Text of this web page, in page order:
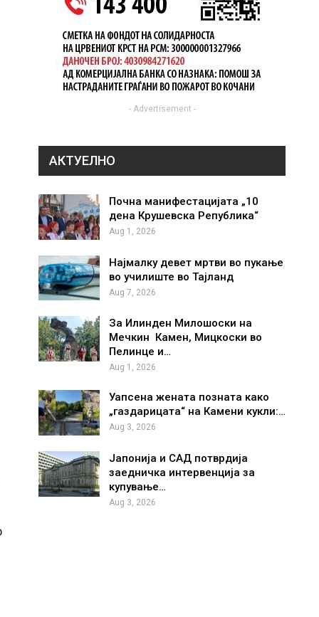
- Advertisement -
АКТУЕЛНО
Почна манифестацијата „10
дена Крушевска Република“
Aug 1, 2026
Најмалку девет мртви во пукање
во училиште во Тајланд
Aug 7, 2026
За Илинден Милошоски на
Мечкин Камен, Мицкоски во
Пелинце и…
Aug 1, 2026
Уапсена жената позната како
„газдарицата“ на Камени кукли:…
Aug 3, 2026
Јапонија и САД потврдија
заедничка интервенција за
купување…
Aug 3, 2026